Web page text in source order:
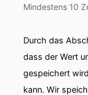
Mindestens 10
Durch das
dass der Wert
gespeichert
kann. Wir